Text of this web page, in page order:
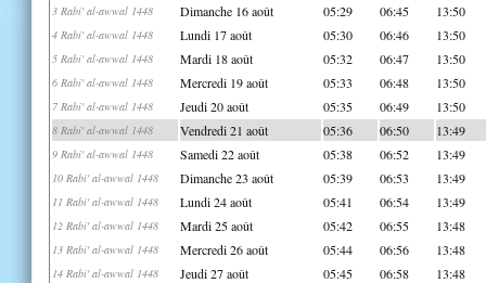
3 Rabi' al-awwal 1448 Dimanche 16 août 05:29 06:45 13:50
4 Rabi' al-awwal 1448 Lundi 17 août 05:30 06:46 13:50
5 Rabi' al-awwal 1448 Mardi 18 août 05:32 06:47 13:50
6 Rabi' al-awwal 1448 Mercredi 19 août 05:33 06:48 13:50
7 Rabi' al-awwal 1448 Jeudi 20 août 05:35 06:49 13:50
8 Rabi' al-awwal 1448 Vendredi 21 août 05:36 06:50 13:49
9 Rabi' al-awwal 1448 Samedi 22 août 05:38 06:52 13:49
10 Rabi' al-awwal 1448 Dimanche 23 août 05:39 06:53 13:49
11 Rabi' al-awwal 1448 Lundi 24 août 05:41 06:54 13:49
12 Rabi' al-awwal 1448 Mardi 25 août 05:42 06:55 13:48
13 Rabi' al-awwal 1448 Mercredi 26 août 05:44 06:56 13:48
14 Rabi' al-awwal 1448 Jeudi 27 août 05:45 06:58 13:48